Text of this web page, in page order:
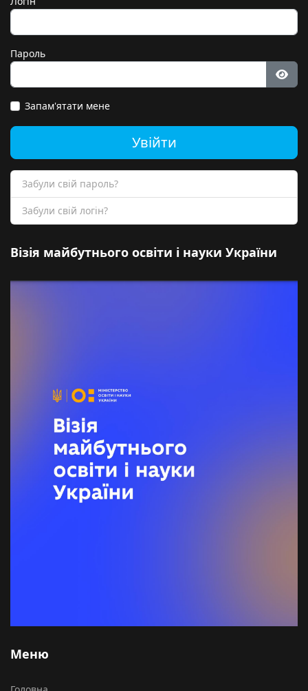
Пароль
Запам'ятати мене
Увійти
Забули свій пароль?
Забули свій логін?
Візія майбутнього освіти і науки України
Меню